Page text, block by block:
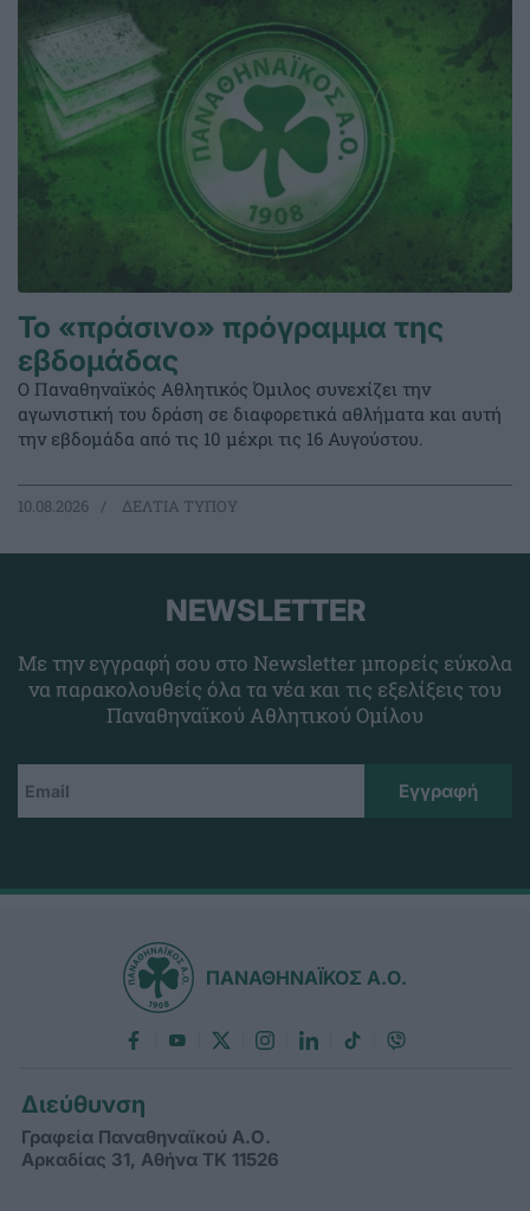
Το «πράσινο» πρόγραμμα της
εβδομάδας
Ο Παναθηναϊκός Αθλητικός Όμιλος συνεχίζει την
αγωνιστική του δράση σε διαφορετικά αθλήματα και αυτή
την εβδομάδα από τις 10 μέχρι τις 16 Αυγούστου.
10.08.2026 ΔΕΛΤΙΑ ΤΥΠΟΥ
NEWSLETTER
Με την εγγραφή σου στο Newsletter μπορείς εύκολα
να παρακολουθείς όλα τα νέα και τις εξελίξεις του
Παναθηναϊκού Αθλητικού Ομίλου
ΠΑΝΑΘΗΝΑΪΚΟΣ Α.Ο.
Διεύθυνση
Γραφεία Παναθηναϊκού Α.Ο.
Αρκαδίας 31, Αθήνα ΤΚ 11526